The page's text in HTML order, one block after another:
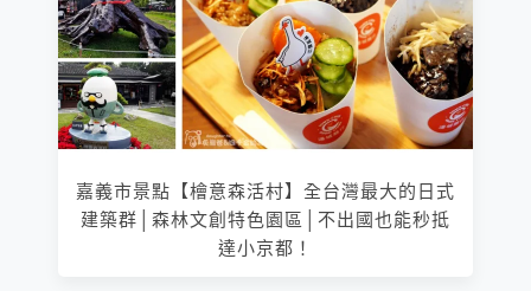
嘉義市景點【檜意森活村】全台灣最大的日式
建築群│森林文創特色園區│不出國也能秒抵
達小京都！